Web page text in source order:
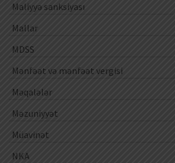
Maliyyə sanksiyası
Mallar
MDSS
Mənfəət və mənfəət vergisi
Məqalələr
Məzuniyyət
Müavinət
NKA